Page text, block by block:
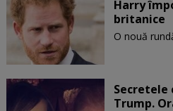
Harry
britanice
O nouă
Secretele
Trump.